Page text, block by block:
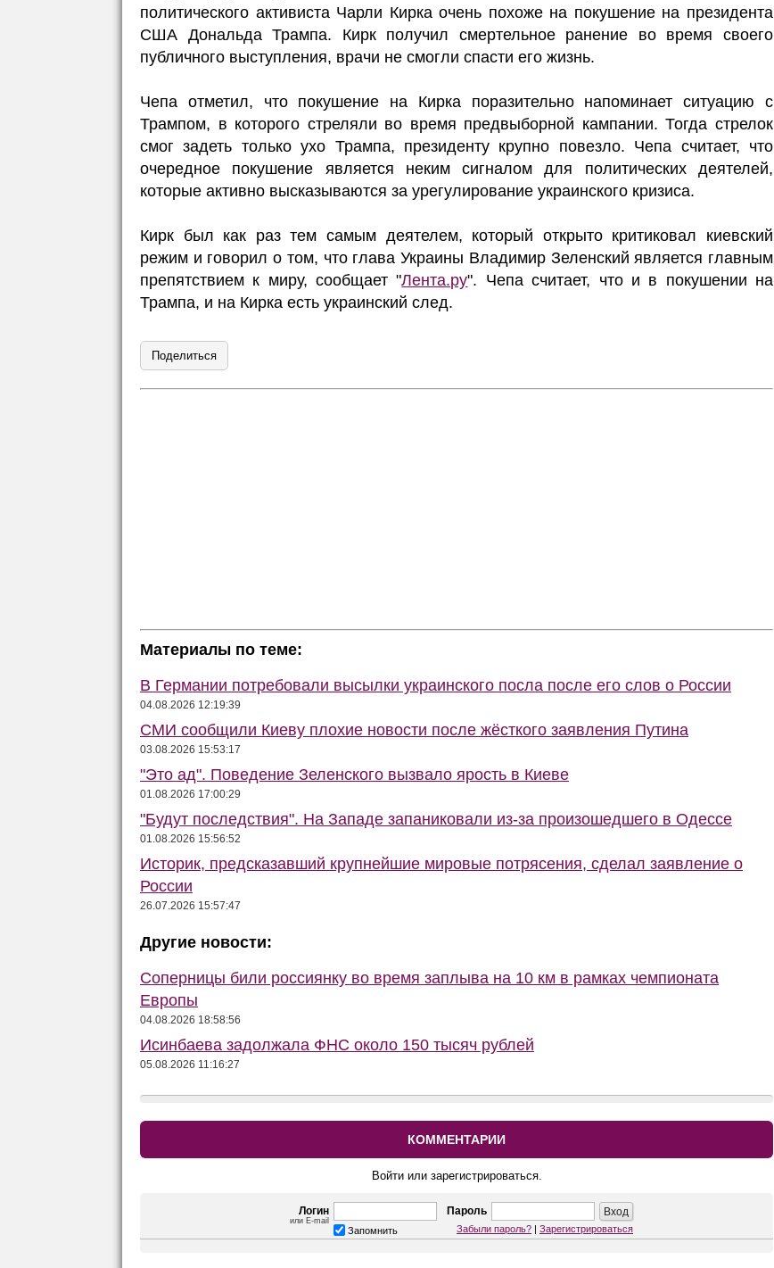
политического активиста Чарли Кирка очень похоже на покушение на президента
США Дональда Трампа. Кирк получил смертельное ранение во время своего
публичного выступления, врачи не смогли спасти его жизнь.
Чепа отметил, что покушение на Кирка поразительно напоминает ситуацию с
Трампом, в которого стреляли во время предвыборной кампании. Тогда стрелок
смог задеть только ухо Трампа, президенту крупно повезло. Чепа считает, что
очередное покушение является неким сигналом для политических деятелей,
которые активно высказываются за урегулирование украинского кризиса.
Кирк был как раз тем самым деятелем, который открыто критиковал киевский
режим и говорил о том, что глава Украины Владимир Зеленский является главным
препятствием к миру, сообщает "Лента.ру". Чепа считает, что и в покушении на
Трампа, и на Кирка есть украинский след.
Поделиться
Материалы по теме:
В Германии потребовали высылки украинского посла после его слов о России
04.08.2026 12:19:39
СМИ сообщили Киеву плохие новости после жёсткого заявления Путина
03.08.2026 15:53:17
"Это ад". Поведение Зеленского вызвало ярость в Киеве
01.08.2026 17:00:29
"Будут последствия". На Западе запаниковали из-за произошедшего в Одессе
01.08.2026 15:56:52
Историк, предсказавший крупнейшие мировые потрясения, сделал заявление о
России
26.07.2026 15:57:47
Другие новости:
Соперницы били россиянку во время заплыва на 10 км в рамках чемпионата
Европы
04.08.2026 18:58:56
Исинбаева задолжала ФНС около 150 тысяч рублей
05.08.2026 11:16:27
КОММЕНТАРИИ
Войти или зарегистрироваться.
Логин
или E-mail
Пароль
Запомнить Забыли пароль? | Зарегистрироваться